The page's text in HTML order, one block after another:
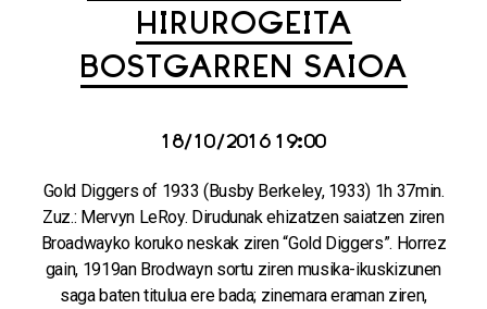
HIRUROGEITA
BOSTGARREN SAIOA
18/10/2016 19:00
Gold Diggers of 1933 (Busby Berkeley, 1933) 1h 37min.
Zuz.: Mervyn LeRoy. Dirudunak ehizatzen saiatzen ziren
Broadwayko koruko neskak ziren “Gold Diggers”. Horrez
gain, 1919an Brodwayn sortu ziren musika-ikuskizunen
saga baten titulua ere bada; zinemara eraman ziren,